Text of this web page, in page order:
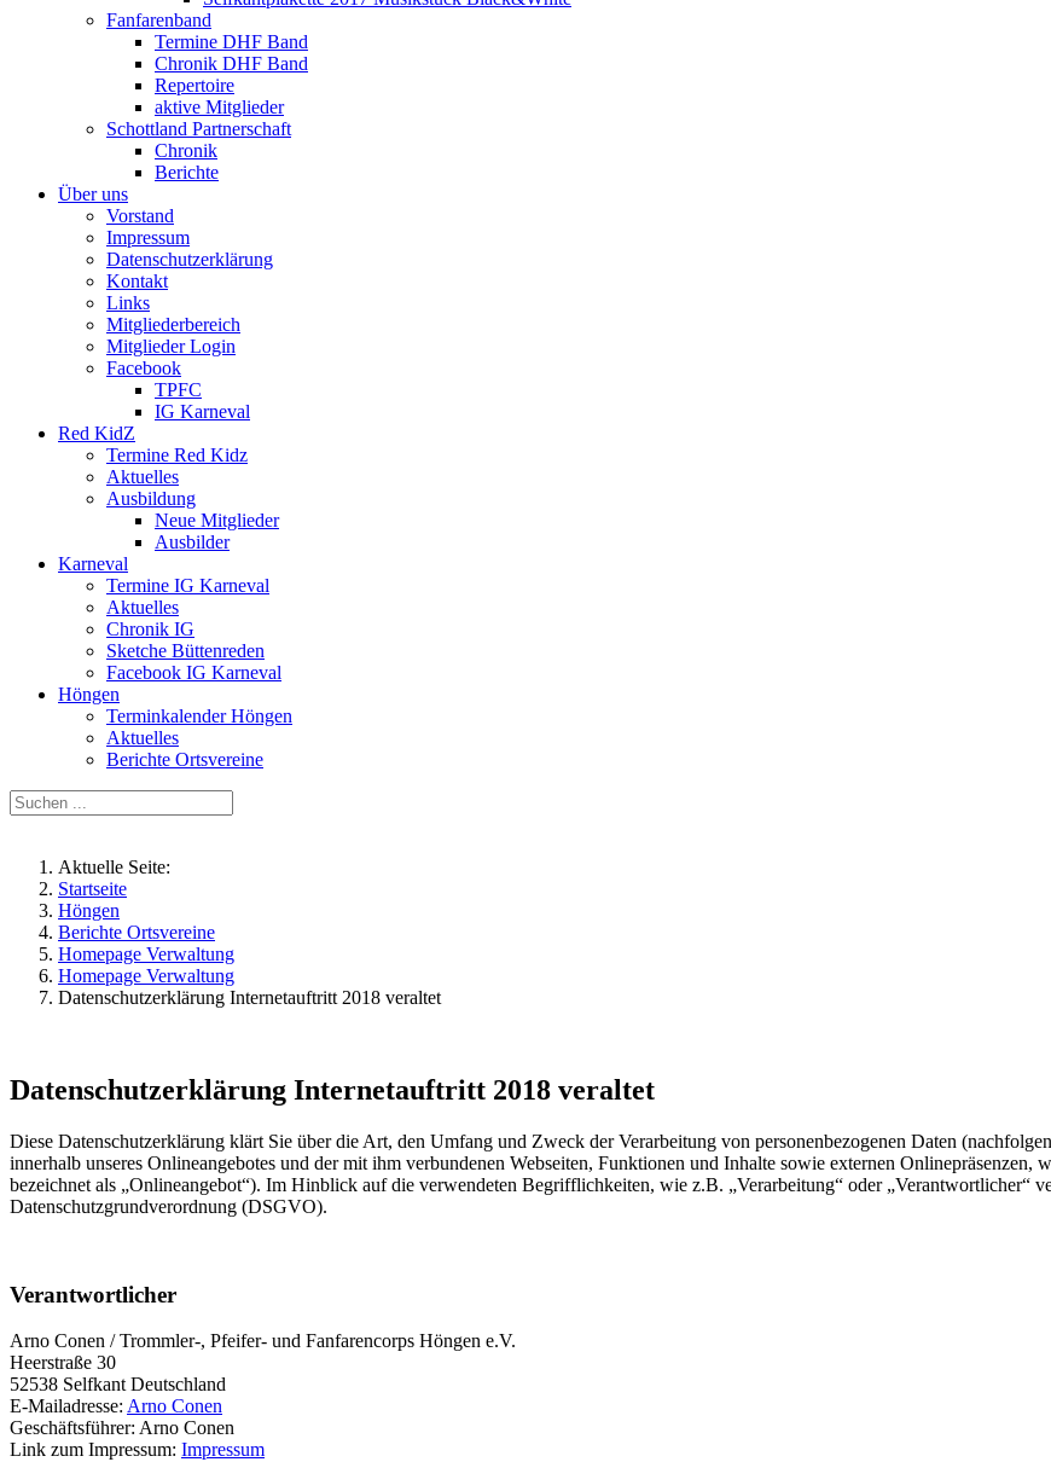
Fanfarenband
Termine DHF Band
Chronik DHF Band
Repertoire
aktive Mitglieder
Schottland Partnerschaft
Chronik
Berichte
Über uns
Vorstand
Impressum
Datenschutzerklärung
Kontakt
Links
Mitgliederbereich
Mitglieder Login
Facebook
TPFC
IG Karneval
Red KidZ
Termine Red Kidz
Aktuelles
Ausbildung
Neue Mitglieder
Ausbilder
Karneval
Termine IG Karneval
Aktuelles
Chronik IG
Sketche Büttenreden
Facebook IG Karneval
Höngen
Terminkalender Höngen
Aktuelles
Berichte Ortsvereine
Aktuelle Seite:
Startseite
Höngen
Berichte Ortsvereine
Homepage Verwaltung
Homepage Verwaltung
Datenschutzerklärung Internetauftritt 2018 veraltet
Datenschutzerklärung Internetauftritt 2018 veraltet
Diese Datenschutzerklärung klärt Sie über die Art, den Umfang und Zweck der Verarbeitung von personenbezogenen Daten
innerhalb unseres Onlineangebotes und der mit ihm verbundenen Webseiten, Funktionen und Inhalte sowie externen
bezeichnet als „Onlineangebot“). Im Hinblick auf die verwendeten Begrifflichkeiten, wie z.B. „Verarbeitung“ oder „Verantwortlicher“
Datenschutzgrundverordnung (DSGVO).
Verantwortlicher
Arno Conen / Trommler-, Pfeifer- und Fanfarencorps Höngen e.V.
Heerstraße 30
52538 Selfkant Deutschland
E-Mailadresse: Arno Conen
Geschäftsführer: Arno Conen
Link zum Impressum: Impressum